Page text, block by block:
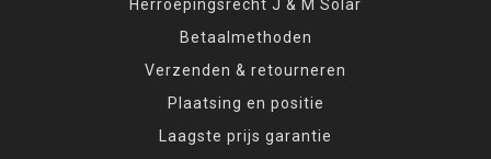
Herroepingsrecht J & M Solar
Betaalmethoden
Verzenden & retourneren
Plaatsing en positie
Laagste prijs garantie